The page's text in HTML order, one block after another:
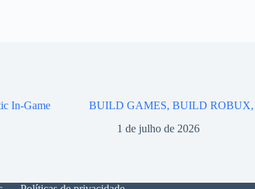
In-Game
BUILD GAMES, BUILD
1 de julho de 2026